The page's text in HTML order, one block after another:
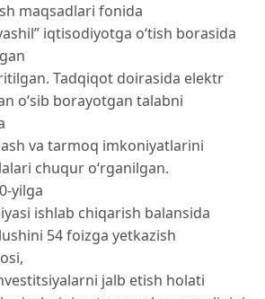
maqsadlari fonida
iqtisodiyotga o‘tish borasida
Tadqiqot doirasida elektr
o‘sib borayotgan talabni
va tarmoq imkoniyatlarini
chuqur o‘rganilgan.
yilga
ishlab chiqarish balansida
54 foizga yetkazish
jalb etish holati